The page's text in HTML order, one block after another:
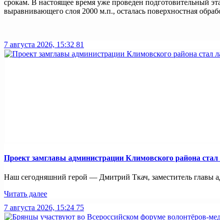
срокам. В настоящее время уже проведен подготовительный
выравнивающего слоя 2000 м.п., осталась поверхностная
7 августа 2026, 15:32 81
Проект замглавы администрации Климовского района
Наш сегодняшний герой — Дмитрий Ткач, заместитель главы
Читать далее
7 августа 2026, 15:24 75